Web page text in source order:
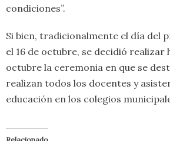
condiciones”.
Si bien, tradicionalmente el día del
el 16 de octubre, se decidió realizar
octubre la ceremonia en que se
realizan todos los docentes y
educación en los colegios